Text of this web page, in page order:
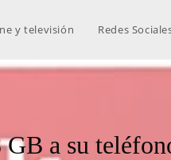
y televisión Redes
a su